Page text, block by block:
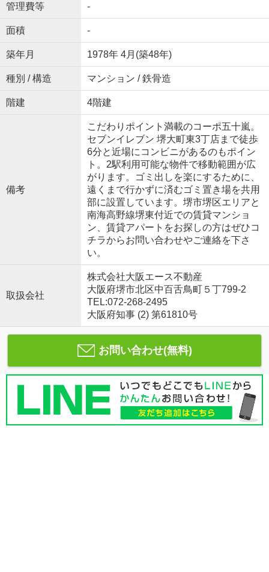
管理費等 -
面積 -
築年月 1978年 4月(築48年)
種別 / 構造 マンション / 鉄骨造
階建 4階建
備考
こだわりポイント満載のコーポ五十嵐。
セブンイレブン 堺大町東3丁店まで徒歩
6分と近場にコンビニがあるのもポイン
ト。2駅利用可能な物件で移動範囲が広
がります。ゴミ出しを楽にするために、
遠くまで行かずに済むゴミ置き場を共用
部に設置しています。堺市堺区エリアと
南海高野線堺東付近での賃貸マンショ
ン、賃貸アパートをお探しの方はぜひコ
チラからお問い合わせやご連絡を下さ
い。
取扱会社
株式会社大阪エース不動産
大阪府堺市北区中百舌鳥町５丁799-2
TEL:072-268-2495
大阪府知事 (2) 第61810号
お問い合わせ(無料)